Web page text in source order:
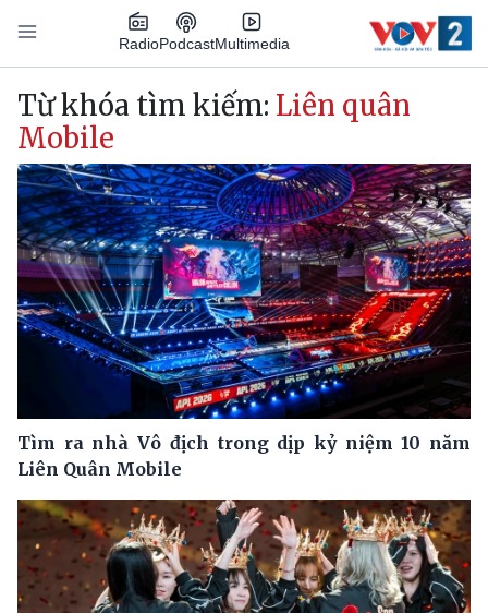
Nhảy đến nội dung
RadioPodcastMultimedia
Main navigation
Từ khóa tìm kiếm: Liên quân
Mobile
Tìm ra nhà Vô địch trong dịp kỷ niệm 10 năm
Liên Quân Mobile